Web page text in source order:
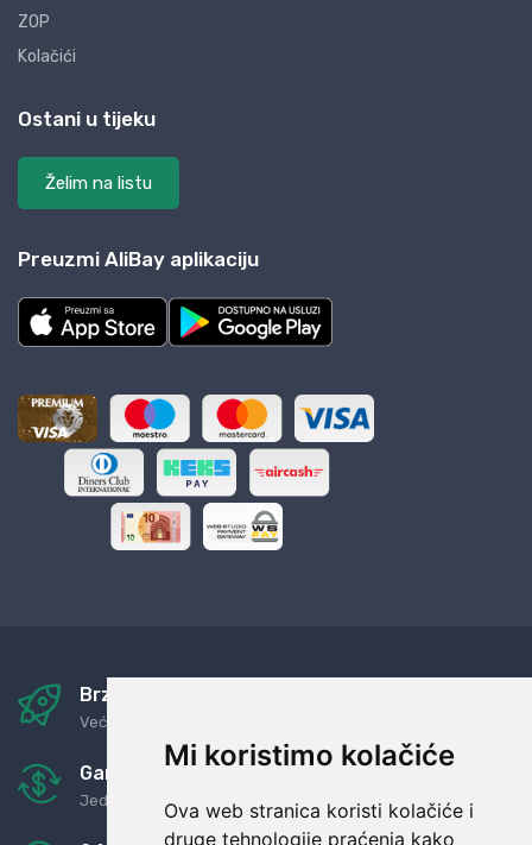
Mi koristimo kolačiće
Ova web stranica koristi kolačiće i
druge tehnologije praćenja kako
ZOP
Kolačići
Ostani u tijeku
Želim na listu
Preuzmi AliBay aplikaciju
Brza i sigurna dostava
Već za nekoliko dana kod vas
Garancija u povrat novaca
Jednostavno pravilo: Roba za novac